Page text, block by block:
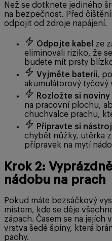
Než se dotknete jediného
na bezpečnost. Před
odpojit od zdroje napájení.
Odpojte kabel
ze
eliminovali riziko, že
budete mít prsty
Vyjměte baterii,
akumulátorový tyčový
Rozložte si noviny
na pracovní plochu,
chuchvalce prachu,
Připravte si
chybět nůžky, utěrka
přípravek na mytí
Krok 2:
nádobu na prach
Pokud máte bezsáčkový
místem, kde se děje
zápach. Časem se na jejích
vrstva šedé špíny, která
pachy.